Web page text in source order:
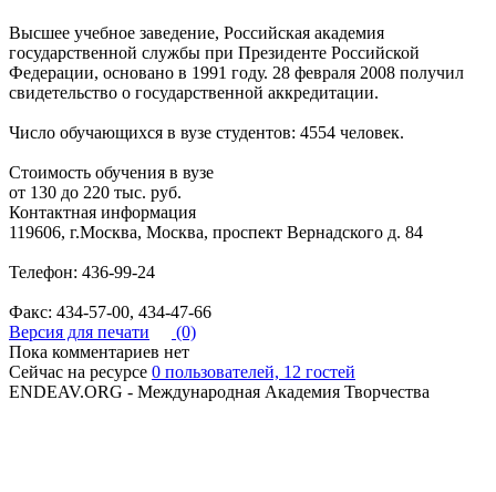
Высшее учебное заведение, Российская академия
государственной службы при Президенте Российской
Федерации, основано в 1991 году. 28 февраля 2008 получил
свидетельство о государственной аккредитации.
Число обучающихся в вузе студентов: 4554 человек.
Стоимость обучения в вузе
от 130 до 220 тыс. руб.
Контактная информация
119606, г.Москва, Москва, проспект Вернадского д. 84
Телефон: 436-99-24
Факс: 434-57-00, 434-47-66
Версия для печати
(0)
Пока комментариев нет
Сейчас на ресурсе 0 пользователей, 12 гостей
ENDEAV.ORG - Международная Академия Творчества